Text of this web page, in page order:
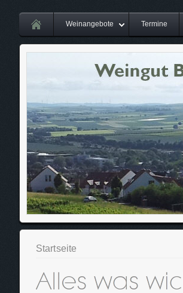
Weinangebote Termine
Startseite